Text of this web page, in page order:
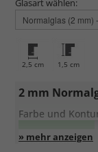
Glasart wählen:
2,5 cm 1,5 cm
2 mm
Farbe und
Entspiegelung: